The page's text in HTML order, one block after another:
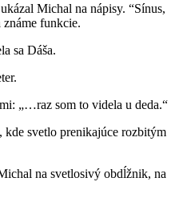
Michal na nápisy. “Sínus,
známe funkcie.
sa Dáša.
„…raz som to videla u deda.“
svetlo prenikajúce rozbitým
na svetlosivý obdĺžnik, na